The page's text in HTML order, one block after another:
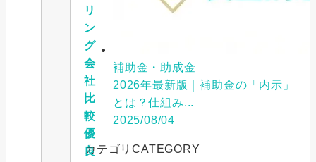
リ
ン
グ
会
社
比
較
優
良
補助金・助成金
2026年最新版｜補助金の「内示」
とは？仕組み...
2025/08/04
カテゴリCATEGORY